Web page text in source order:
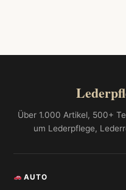
Über 1.000 Artikel, 500+
um Lederpflege,
AUTO